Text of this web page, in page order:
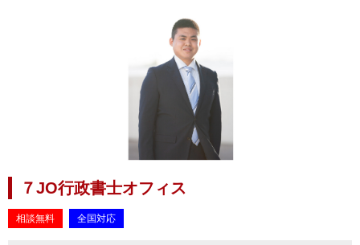
７JO行政書士オフィス
相談無料 全国対応